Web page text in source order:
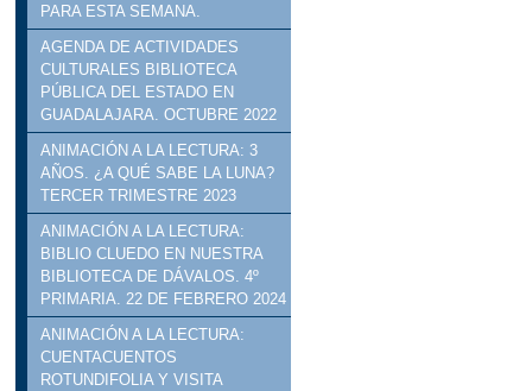
PARA ESTA SEMANA.
AGENDA DE ACTIVIDADES
CULTURALES BIBLIOTECA
PÚBLICA DEL ESTADO EN
GUADALAJARA. OCTUBRE 2022
ANIMACIÓN A LA LECTURA: 3
AÑOS. ¿A QUÉ SABE LA LUNA?
TERCER TRIMESTRE 2023
ANIMACIÓN A LA LECTURA:
BIBLIO CLUEDO EN NUESTRA
BIBLIOTECA DE DÁVALOS. 4º
PRIMARIA. 22 DE FEBRERO 2024
ANIMACIÓN A LA LECTURA:
CUENTACUENTOS
ROTUNDIFOLIA Y VISITA